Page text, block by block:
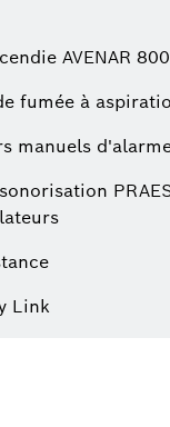
AVENAR
fumée à
manuels
Link